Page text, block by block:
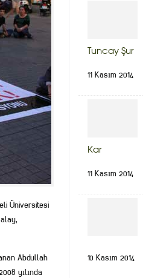
Üniversitesi
Abdullah
yılında
Tuncay Şur
11 Kasım 2014
Kar
11 Kasım 2014
10 Kasım 2014